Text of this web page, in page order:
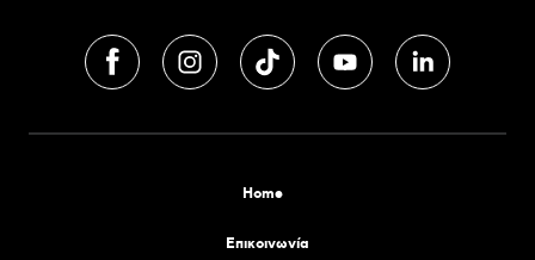
Home
Επικοινωνία